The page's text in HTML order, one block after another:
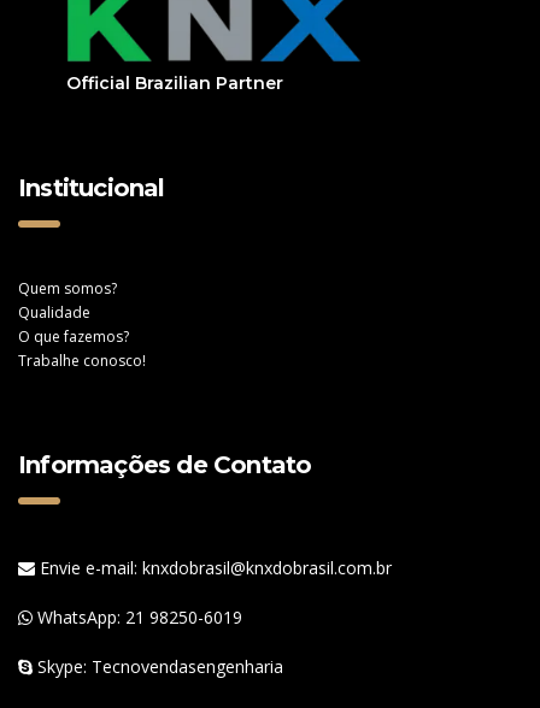
Official Brazilian Partner
Institucional
Quem somos?
Qualidade
O que fazemos?
Trabalhe conosco!
Informações de Contato
Envie e-mail: knxdobrasil@knxdobrasil.com.br
WhatsApp: 21 98250-6019
Skype: Tecnovendasengenharia